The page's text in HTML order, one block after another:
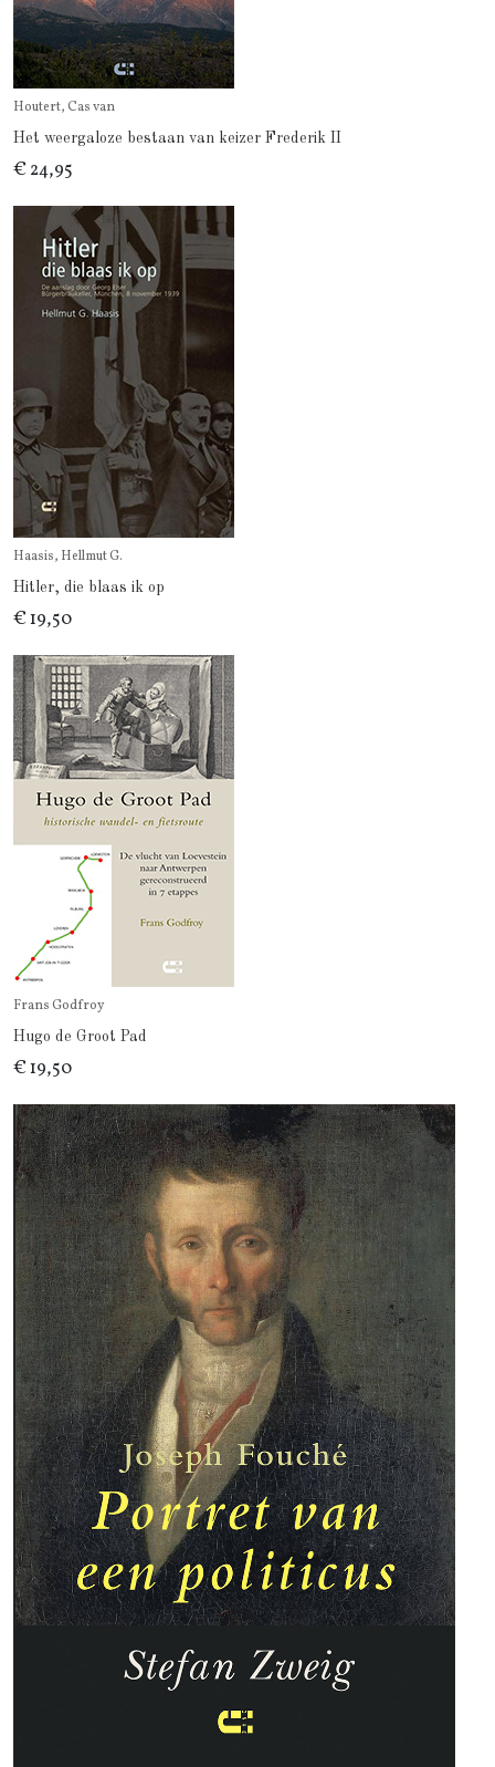
Houtert, Cas van
Het weergaloze bestaan van keizer Frederik II
€ 24,95
Haasis, Hellmut G.
Hitler, die blaas ik op
€ 19,50
Frans Godfroy
Hugo de Groot Pad
€ 19,50